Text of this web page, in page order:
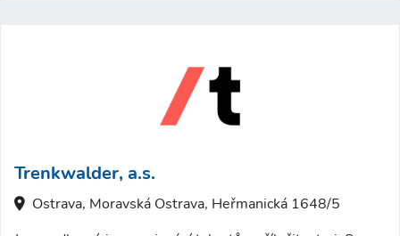
Trenkwalder, a.s.
Ostrava, Moravská Ostrava, Heřmanická 1648/5